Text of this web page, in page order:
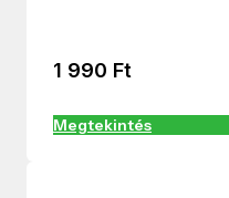
1 990 Ft
Megtekintés